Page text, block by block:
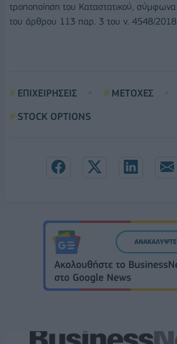
τροποποίηση του Καταστατικού, σύμφωνα
του άρθρου 113 παρ. 3 του ν. 4548/2018.
ΕΠΙΧΕΙΡΗΣΕΙΣ ΜΕΤΟΧΕΣ
STOCK OPTIONS